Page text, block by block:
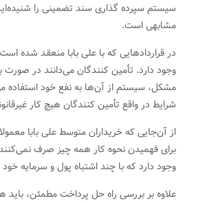
سیستم سپرده گذاری سند تضمینی را
مشابهی است.
در قراردادهایی که با علی بابا منعقد شده
وجود دارد. تأمین کنندگان می‌دانند در صورت
مشکل، سیستم از آن‌ها به نفع خود استفاده
شرایط در واقع تأمین کنندگان هیچ کار
از آن‌جایی که خریداران متوسط ​​علی بابا
برای فهمیدن نحوه کار همه چیز صرف
وجود دارد که با چند اشتباه پول و سرمایه
علاوه بر بررسی راه حل پرداخت مطمئن، باید